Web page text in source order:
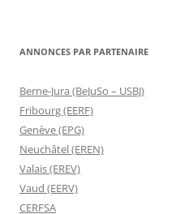
ANNONCES PAR PARTENAIRE
Berne-Jura (BeJuSo – USBJ)
Fribourg (EERF)
Genève (EPG)
Neuchâtel (EREN)
Valais (EREV)
Vaud (EERV)
CERFSA